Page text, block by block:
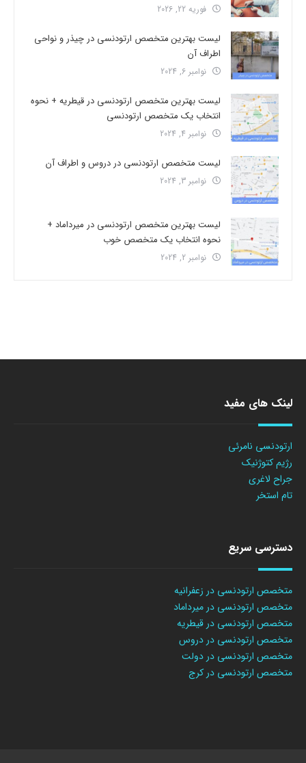
فوریه 22, 2026
لیست بهترین متخصص ارتودنسی در چیذر و نواحی
اطراف آن
نوامبر 6, 2024
لیست بهترین متخصص ارتودنسی در قیطریه + نحوه
انتخاب یک متخصص ارتودنسی
نوامبر 4, 2024
لیست متخصص ارتودنسی در دروس و اطراف آن
نوامبر 3, 2024
لیست بهترین متخصص ارتودنسی در میرداماد +
نحوه انتخاب یک متخصص خوب
نوامبر 2, 2024
لینک های مفید
ارتودنسی نامرئی
رژیم کتوژنیک
جراح لاغری
تام استخر
دسترسی سریع
متخصص ارتودنسی در زعفرانیه
متخصص ارتودنسی در میرداماد
متخصص ارتودنسی در قیطریه
متخصص ارتودنسی در دروس
متخصص ارتودنسی در دولت
متخصص ارتودنسی در کرج